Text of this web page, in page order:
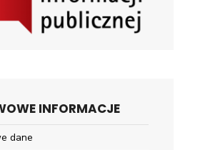
INFORMACJE
dane